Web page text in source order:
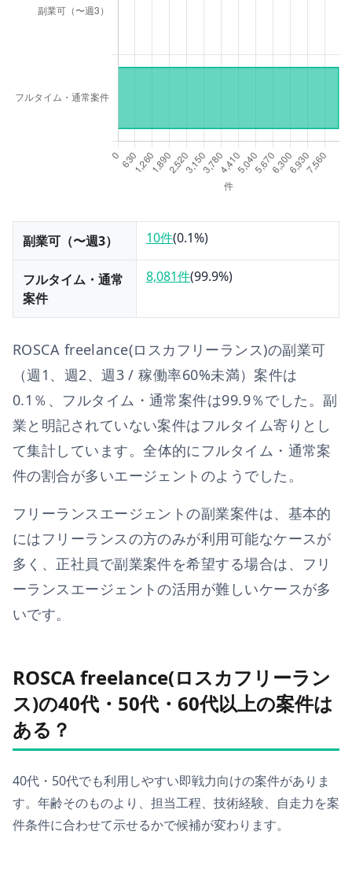
副業可（〜週3） 10件(0.1%)
フルタイム・通常
案件
8,081件(99.9%)
ROSCA freelance(ロスカフリーランス)の副業可
（週1、週2、週3 / 稼働率60%未満）案件は
0.1 ％、フルタイム・通常案件は99.9％でした。副
業と明記されていない案件はフルタイム寄りとし
て集計しています。全体的にフルタイム・通常案
件の割合が多いエージェントのようでした。
フリーランスエージェントの副業案件は、基本的
にはフリーランスの方のみが利用可能なケースが
多く、正社員で副業案件を希望する場合は、フリ
ーランスエージェントの活用が難しいケースが多
いです。
ROSCA freelance(ロスカフリーラン
ス)の40代・50代・60代以上の案件は
ある？
40代・50代でも利用しやすい即戦力向けの案件がありま
す。年齢そのものより、担当工程、技術経験、自走力を案
件条件に合わせて示せるかで候補が変わります。